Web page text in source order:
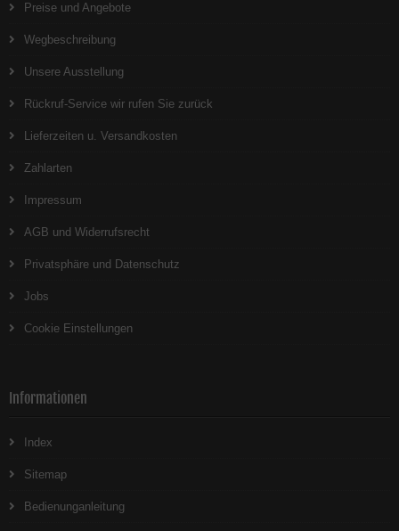
Preise und Angebote
Wegbeschreibung
Unsere Ausstellung
Rückruf-Service wir rufen Sie zurück
Lieferzeiten u. Versandkosten
Zahlarten
Impressum
AGB und Widerrufsrecht
Privatsphäre und Datenschutz
Jobs
Cookie Einstellungen
Informationen
Index
Sitemap
Bedienunganleitung